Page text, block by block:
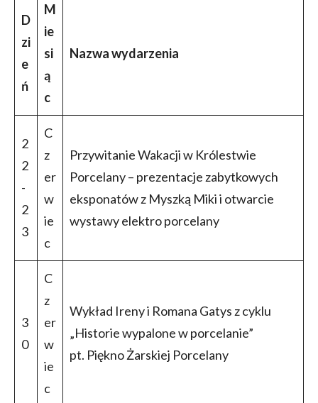
D
zi
e
ń
M
ie
si
ą
c
Nazwa wydarzenia
2
2
-
2
3
C
z
er
w
ie
c
Przywitanie Wakacji w Królestwie
Porcelany – prezentacje zabytkowych
eksponatów z Myszką Miki i otwarcie
wystawy elektro porcelany
3
0
C
z
er
w
ie
c
Wykład Ireny i Romana Gatys z cyklu
„Historie wypalone w porcelanie”
pt. Piękno Żarskiej Porcelany